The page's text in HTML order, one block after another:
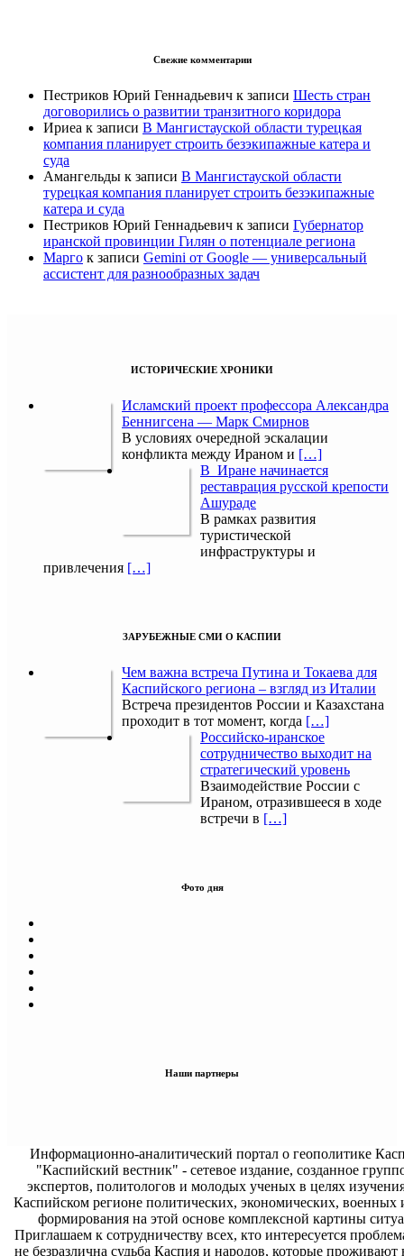
Свежие комментарии
Пестриков Юрий Геннадьевич к записи Шесть стран
договорились о развитии транзитного коридора
Ириеа к записи В Мангистауской области турецкая
компания планирует строить безэкипажные катера и
суда
Амангельды к записи В Мангистауской области
турецкая компания планирует строить безэкипажные
катера и суда
Пестриков Юрий Геннадьевич к записи Губернатор
иранской провинции Гилян о потенциале региона
Марго к записи Gemini от Google — универсальный
ассистент для разнообразных задач
ИСТОРИЧЕСКИЕ ХРОНИКИ
Исламский проект профессора Александра
Беннигсена — Марк Смирнов
В условиях очередной эскалации
конфликта между Ираном и […]
В Иране начинается
реставрация русской крепости
Ашураде
В рамках развития
туристической
инфраструктуры и
привлечения […]
ЗАРУБЕЖНЫЕ СМИ О КАСПИИ
Чем важна встреча Путина и Токаева для
Каспийского региона – взгляд из Италии
Встреча президентов России и Казахстана
проходит в тот момент, когда […]
Российско-иранское
сотрудничество выходит на
стратегический уровень
Взаимодействие России с
Ираном, отразившееся в ходе
встречи в […]
Фото дня
Наши партнеры
Информационно-аналитический портал о геополитике
"Каспийский вестник" - сетевое издание, созданное
экспертов, политологов и молодых ученых в целях
Каспийском регионе политических, экономических, военных
формирования на этой основе комплексной картины
Приглашаем к сотрудничеству всех, кто интересуется
не безразлична судьба Каспия и народов, которые проживают